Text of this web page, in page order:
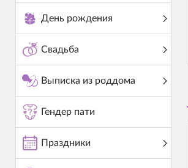
День рождения
Свадьба
Выписка из роддома
Гендер пати
Праздники